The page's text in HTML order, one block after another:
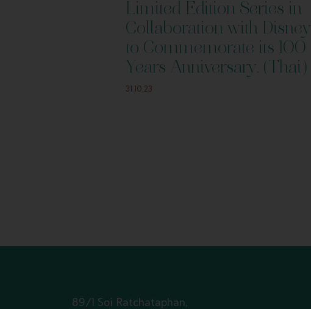
Limited Edition Series in
Collaboration with Disney
to Commemorate its 100
Years Anniversary. (Thai)
31.10.23
89/1 Soi Ratchataphan,